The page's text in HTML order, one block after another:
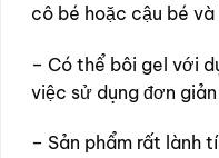
cô bé hoặc cậu bé
– Có thể bôi gel với
việc sử dụng đơn
– Sản phẩm rất lành